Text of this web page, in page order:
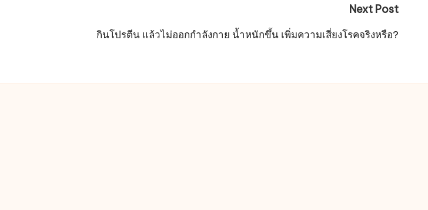
Next Post
กินโปรตีน แล้วไม่ออกกำลังกาย น้ำหนักขึ้น เพิ่มความเสี่ยงโรคจริงหรือ?